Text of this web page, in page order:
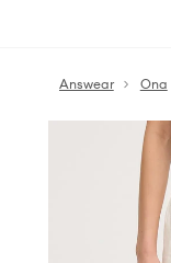
Answear Ona